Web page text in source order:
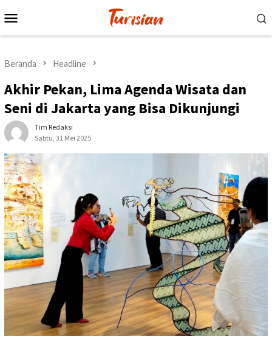
ke
Mobile
Beranda Headline
Akhir Pekan, Lima Agenda Wisata dan
Seni di Jakarta yang Bisa Dikunjungi
Tim Redaksi
Sabtu, 31 Mei 2025